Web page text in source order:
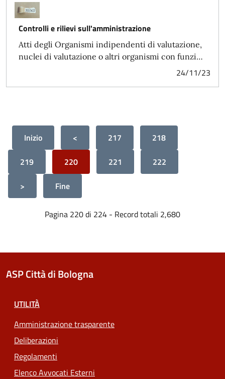
Controlli e rilievi sull'amministrazione
Atti degli Organismi indipendenti di valutazione,
nuclei di valutazione o altri organismi con funzi…
24/11/23
Inizio < 217
218
219
220 221
222
>
Fine
Pagina 220 di 224 - Record totali 2,680
ASP Città di Bologna
UTILITÀ
Amministrazione trasparente
Deliberazioni
Regolamenti
Elenco Avvocati Esterni